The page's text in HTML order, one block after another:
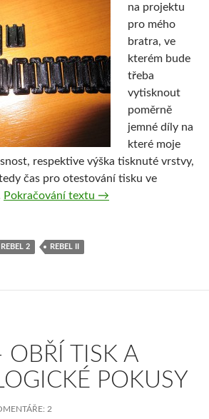
na projektu
pro mého
bratra, ve
kterém bude
třeba
vytisknout
poměrně
jemné díly na
které moje
respektive výška tisknuté vrstvy,
čas pro otestování tisku ve
Pokračování textu Rebel II – pokus o
→
REBEL 2 REBEL II
OBŘÍ TISK A
POKUSY
2